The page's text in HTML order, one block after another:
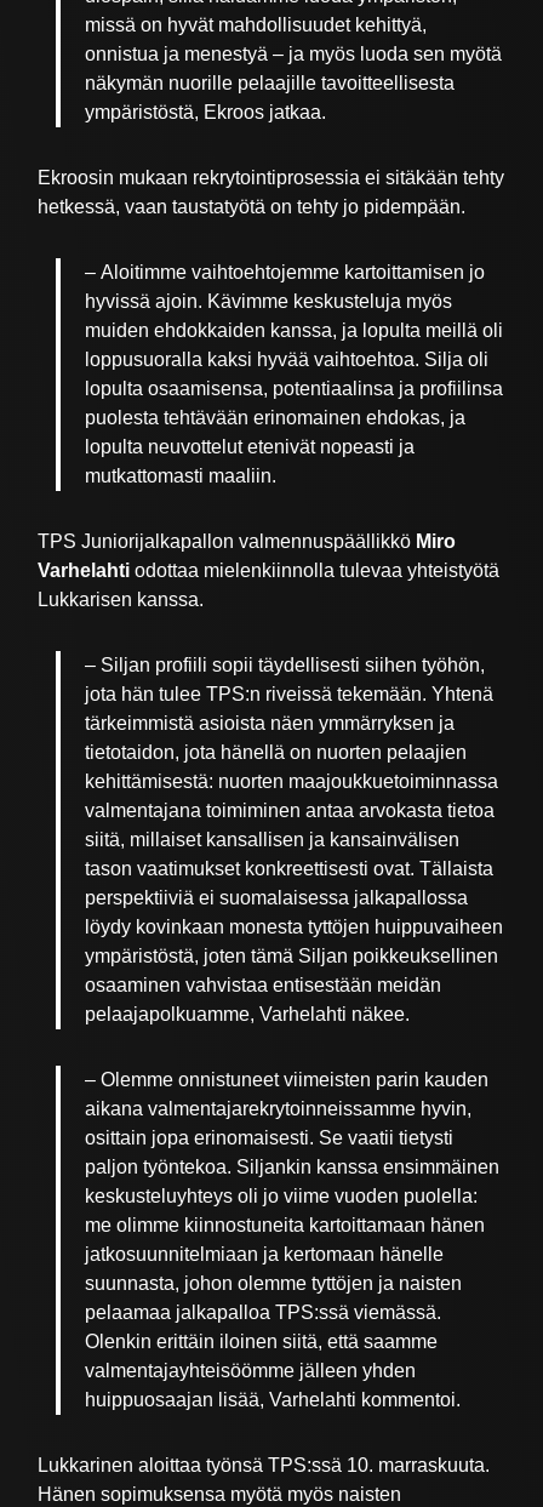
missä on hyvät mahdollisuudet kehittyä,
onnistua ja menestyä – ja myös luoda sen myötä
näkymän nuorille pelaajille tavoitteellisesta
ympäristöstä, Ekroos jatkaa.
Ekroosin mukaan rekrytointiprosessia ei sitäkään tehty
hetkessä, vaan taustatyötä on tehty jo pidempään.
–Aloitimme vaihtoehtojemme kartoittamisen jo
hyvissä ajoin. Kävimme keskusteluja myös
muiden ehdokkaiden kanssa, ja lopulta meillä oli
loppusuoralla kaksi hyvää vaihtoehtoa. Silja oli
lopulta osaamisensa, potentiaalinsa ja profiilinsa
puolesta tehtävään erinomainen ehdokas, ja
lopulta neuvottelut etenivät nopeasti ja
mutkattomasti maaliin.
TPS Juniorijalkapallon valmennuspäällikkö Miro
Varhelahtiodottaa mielenkiinnolla tulevaa yhteistyötä
Lukkarisen kanssa.
– Siljan profiili sopii täydellisesti siihen työhön,
jota hän tulee TPS:n riveissä tekemään. Yhtenä
tärkeimmistä asioista näen ymmärryksen ja
tietotaidon, jota hänellä on nuorten pelaajien
kehittämisestä: nuorten maajoukkuetoiminnassa
valmentajana toimiminen antaa arvokasta tietoa
siitä, millaiset kansallisen ja kansainvälisen
tason vaatimukset konkreettisesti ovat. Tällaista
perspektiiviä ei suomalaisessa jalkapallossa
löydy kovinkaan monesta tyttöjen huippuvaiheen
ympäristöstä, joten tämä Siljan poikkeuksellinen
osaaminen vahvistaa entisestään meidän
pelaajapolkuamme, Varhelahti näkee.
– Olemme onnistuneet viimeisten parin kauden
aikana valmentajarekrytoinneissamme hyvin,
osittain jopa erinomaisesti. Se vaatii tietysti
paljon työntekoa. Siljankin kanssa ensimmäinen
keskusteluyhteys oli jo viime vuoden puolella:
me olimme kiinnostuneita kartoittamaan hänen
jatkosuunnitelmiaan ja kertomaan hänelle
suunnasta, johon olemme tyttöjen ja naisten
pelaamaa jalkapalloa TPS:ssä viemässä.
Olenkin erittäin iloinen siitä, että saamme
valmentajayhteisöömme jälleen yhden
huippuosaajan lisää, Varhelahti kommentoi.
Lukkarinen aloittaa työnsä TPS:ssä 10. marraskuuta.
Hänen sopimuksensa myötä myös naisten